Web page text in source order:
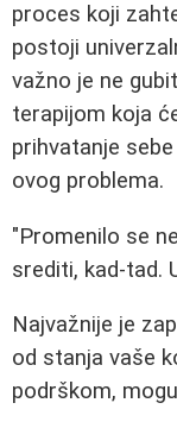
proces koji
postoji
važno je ne
terapijom koja
prihvatanje
ovog problema.
"Promenilo se
srediti, kad-tad.
Najvažnije je
od stanja vaše
podrškom,